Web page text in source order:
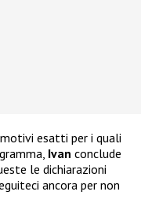
esatti per i quali
Ivan conclude
le dichiarazioni
ancora per non